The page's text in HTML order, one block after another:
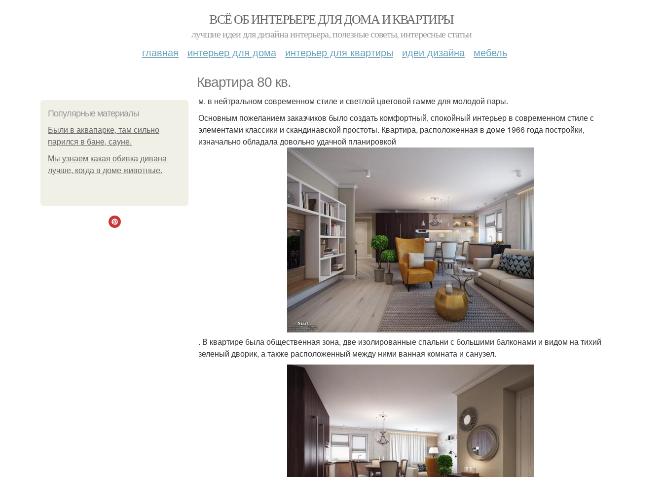
ВСЁ ОБ ИНТЕРЬЕРЕ ДЛЯ ДОМА И КВАРТИРЫ
лучшие идеи для дизайна интерьера, полезные советы, интересные статьи
главная интерьер для дома интерьер для квартиры идеи дизайна мебель
Квартира 80 кв.
Популярные материалы
Были в аквапарке, там сильно
парился в бане, сауне.
Мы узнаем какая обивка дивана
лучше, когда в доме животные.
м. в нейтральном современном стиле и светлой цветовой гамме для молодой пары.
Основным пожеланием заказчиков было создать комфортный, спокойный интерьер в современном стиле с
элементами классики и скандинавской простоты. Квартира, расположенная в доме 1966 года постройки,
изначально обладала довольно удачной планировкой
. В квартире была общественная зона, две изолированные спальни с большими балконами и видом на тихий
зеленый дворик, а также расположенный между ними ванная комната и санузел.